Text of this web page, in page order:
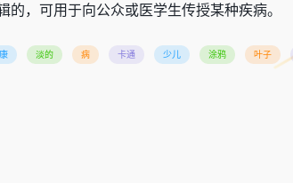
，可用于向公众或医学生传授某种疾病。
淡的 病 卡通 少儿 涂鸦 叶子